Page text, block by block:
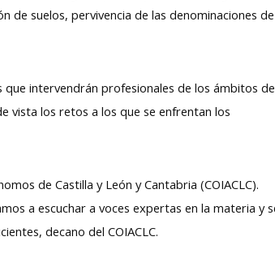
suelos, pervivencia de las denominaciones de
que intervendrán profesionales de los ámbitos de
vista los retos a los que se enfrentan los
de Castilla y León y Cantabria (COIACLC).
a escuchar a voces expertas en la materia y
decano del COIACLC.